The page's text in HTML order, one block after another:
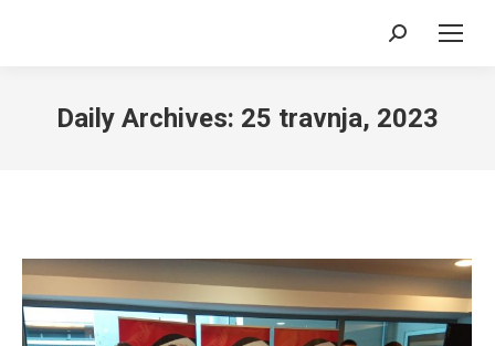
Search:
Daily Archives: 25 travnja, 2023